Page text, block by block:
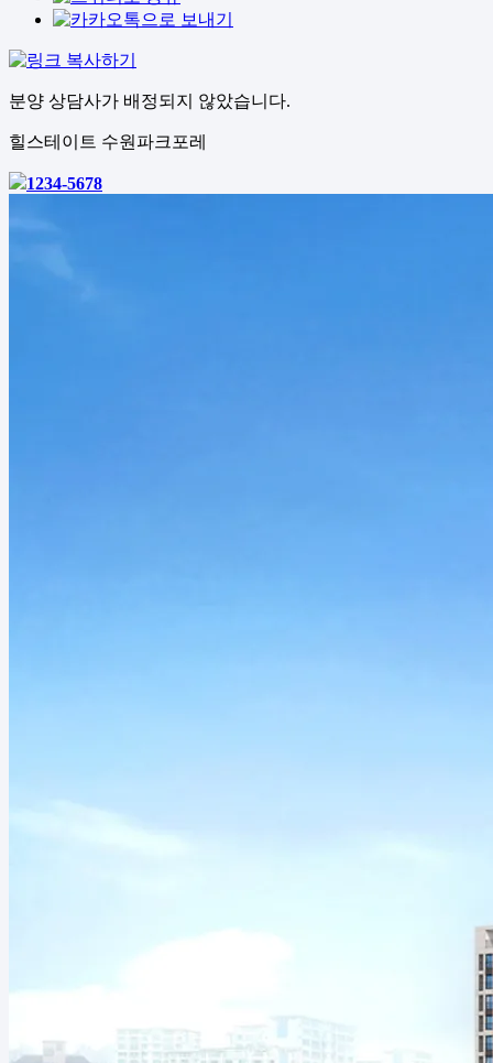
분양 상담사가 배정되지 않았습니다.
힐스테이트 수원파크포레
1234-5678